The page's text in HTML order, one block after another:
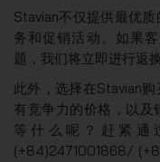
Stavian不仅提供最优
务和促销活动。如果
题，我们将立即进行返
此外，选择在Stavian
有竞争力的价格，以及
等什么呢？赶紧通
(+84)2471001868/